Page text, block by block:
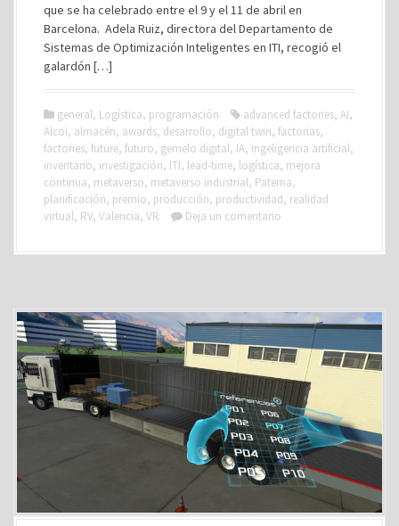
que se ha celebrado entre el 9 y el 11 de abril en
Barcelona. Adela Ruiz, directora del Departamento de
Sistemas de Optimización Inteligentes en ITI, recogió el
galardón […]
general, Logística, programación advanced factories, AI,
Alcoi, almacén, awards, desarrollo, digital twin, factorias,
factories, future, futuro, gemelo digital, IA, ingeligencia artificial,
inventario, investigación, ITI, lead-time, logística, mejora
continua, metaverso, metaverso industrial, Paterna,
planificación, premio, producción, productividad, realidad
virtual, RV, Valencia, VR Deja un comentario